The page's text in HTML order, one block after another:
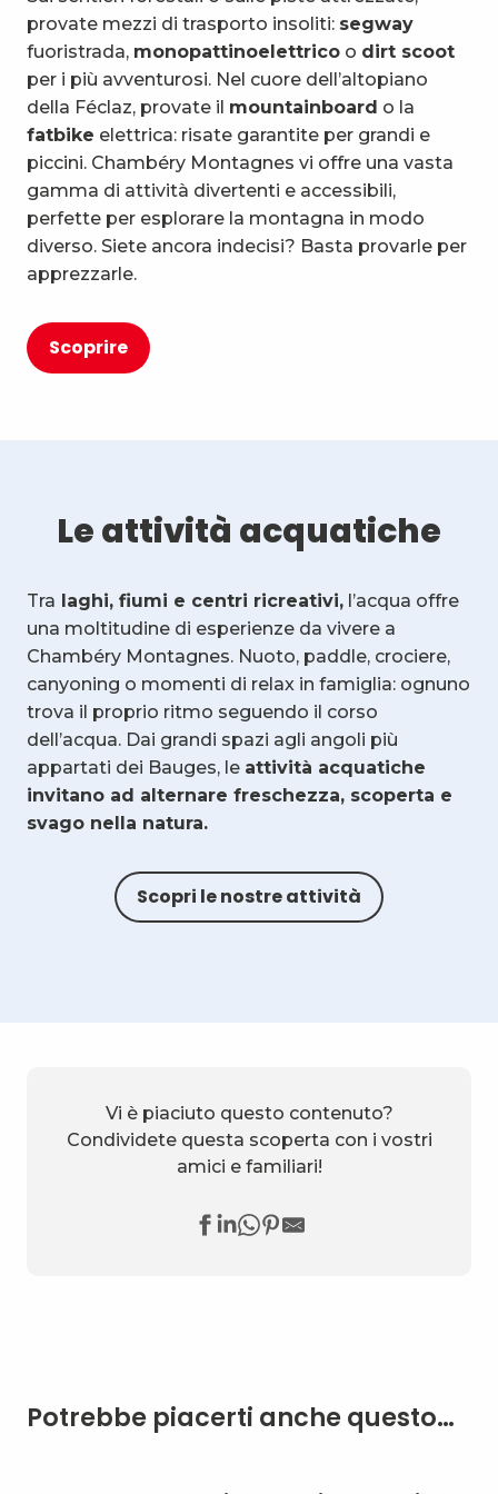
provate mezzi di trasporto insoliti: segway
fuoristrada, monopattinoelettrico o dirt scoot
per i più avventurosi. Nel cuore dell’altopiano
della Féclaz, provate il mountainboard o la
fatbike elettrica: risate garantite per grandi e
piccini. Chambéry Montagnes vi offre una vasta
gamma di attività divertenti e accessibili,
perfette per esplorare la montagna in modo
diverso. Siete ancora indecisi? Basta provarle per
apprezzarle.
Scoprire
Le attività acquatiche
Tra laghi, fiumi e centri ricreativi, l’acqua offre
una moltitudine di esperienze da vivere a
Chambéry Montagnes. Nuoto, paddle, crociere,
canyoning o momenti di relax in famiglia: ognuno
trova il proprio ritmo seguendo il corso
dell’acqua. Dai grandi spazi agli angoli più
appartati dei Bauges, le attività acquatiche
invitano ad alternare freschezza, scoperta e
svago nella natura.
Scopri le nostre attività
Vi è piaciuto questo contenuto?
Condividete questa scoperta con i vostri
amici e familiari!
Potrebbe piacerti anche questo…